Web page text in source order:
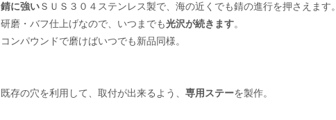
錆に強いＳＵＳ３０４ステンレス製で、海の近くでも錆の進行を押さえます。
研磨・バフ仕上げなので、いつまでも光沢が続きます。
コンパウンドで磨けばいつでも新品同様。
既存の穴を利用して、取付が出来るよう、 専用ステーを製作。